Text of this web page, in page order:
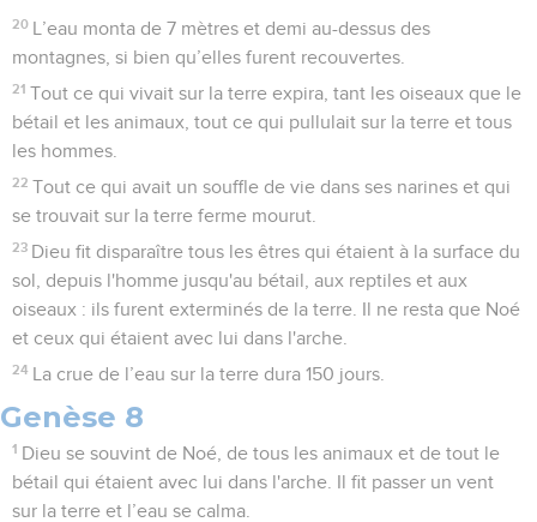
20 L’eau monta de 7 mètres et demi au-dessus des
montagnes, si bien qu’elles furent recouvertes.
21 Tout ce qui vivait sur la terre expira, tant les oiseaux que le
bétail et les animaux, tout ce qui pullulait sur la terre et tous
les hommes.
22 Tout ce qui avait un souffle de vie dans ses narines et qui
se trouvait sur la terre ferme mourut.
23 Dieu fit disparaître tous les êtres qui étaient à la surface du
sol, depuis l'homme jusqu'au bétail, aux reptiles et aux
oiseaux : ils furent exterminés de la terre. Il ne resta que Noé
et ceux qui étaient avec lui dans l'arche.
24 La crue de l’eau sur la terre dura 150 jours.
Genèse 8
1 Dieu se souvint de Noé, de tous les animaux et de tout le
bétail qui étaient avec lui dans l'arche. Il fit passer un vent
sur la terre et l’eau se calma.